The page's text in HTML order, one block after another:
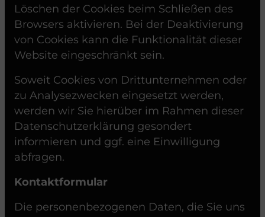
Löschen der Cookies beim Schließen des
Browsers aktivieren. Bei der Deaktivierung
von Cookies kann die Funktionalität dieser
Website eingeschränkt sein.
Soweit Cookies von Drittunternehmen oder
zu Analysezwecken eingesetzt werden,
werden wir Sie hierüber im Rahmen dieser
Datenschutzerklärung gesondert
informieren und ggf. eine Einwilligung
abfragen.
Kontaktformular
Die personenbezogenen Daten, die Sie uns